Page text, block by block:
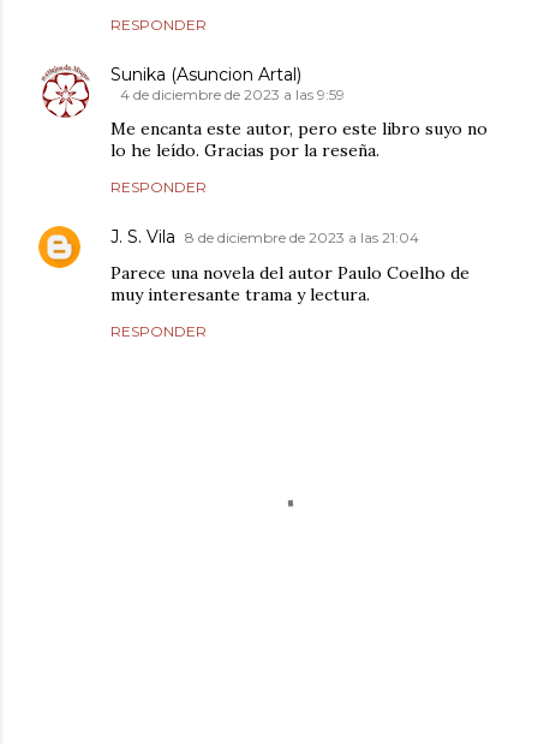
RESPONDER
Sunika (Asuncion Artal)
4 de diciembre de 2023 a las 9:59
Me encanta este autor, pero este libro suyo no
lo he leído. Gracias por la reseña.
RESPONDER
J. S. Vila 8 de diciembre de 2023 a las 21:04
Parece una novela del autor Paulo Coelho de
muy interesante trama y lectura.
RESPONDER